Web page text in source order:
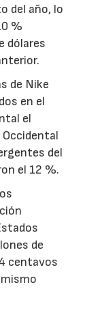
del año, lo
%
dólares
de Nike
en el
el
Occidental
del
el 12 %.
de
centavos